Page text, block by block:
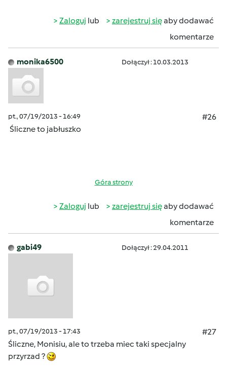
Zaloguj lub zarejestruj sięaby dodawać
komentarze
monika6500 Dołączył : 10.03.2013
pt., 07/19/2013 - 16:49
#26
Śliczne to jabłuszko
Góra strony
Zaloguj lub zarejestruj sięaby dodawać
komentarze
gabi49 Dołączył : 29.04.2011
pt., 07/19/2013 - 17:43
#27
Śliczne, Monisiu, ale to trzeba miec taki specjalny
przyrzad ?